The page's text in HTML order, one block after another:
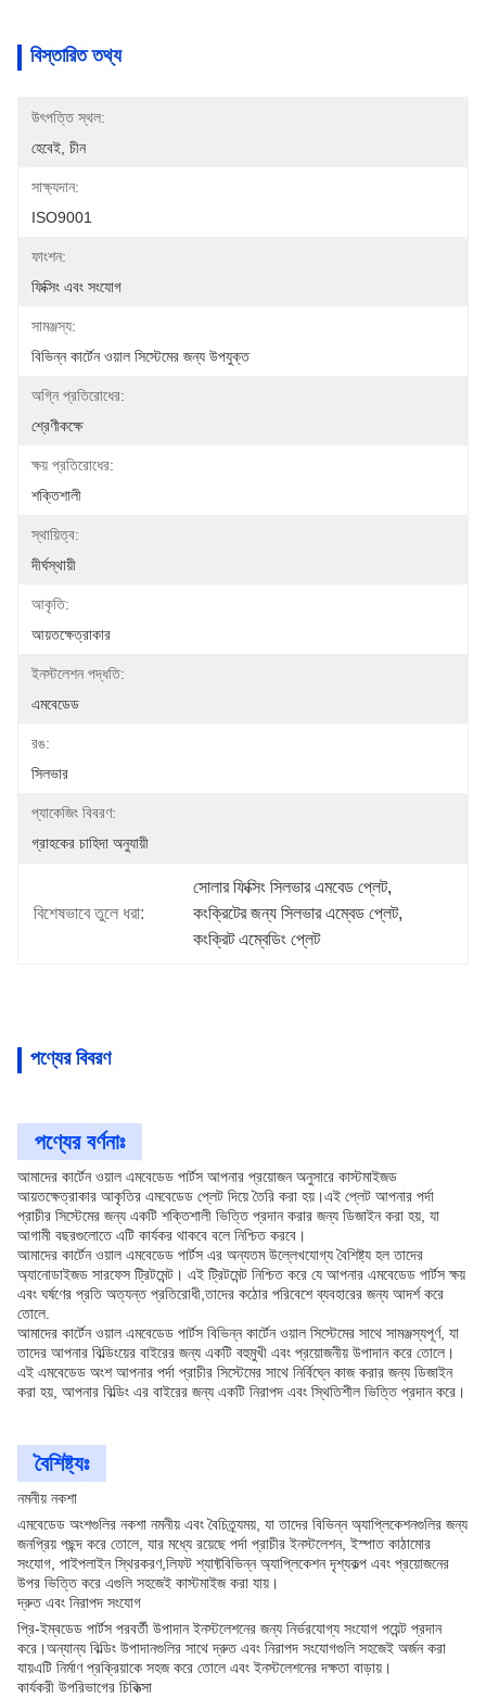
বিস্তারিত তথ্য
উৎপত্তি স্থল:
হেবেই, চীন
সাক্ষ্যদান:
ISO9001
ফাংশন:
ফিক্সিং এবং সংযোগ
সামঞ্জস্য:
বিভিন্ন কার্টেন ওয়াল সিস্টেমের জন্য উপযুক্ত
অগ্নি প্রতিরোধের:
শ্রেণীকক্ষে
ক্ষয় প্রতিরোধের:
শক্তিশালী
স্থায়িত্ব:
দীর্ঘস্থায়ী
আকৃতি:
আয়তক্ষেত্রাকার
ইনস্টলেশন পদ্ধতি:
এমবেডেড
রঙ:
সিলভার
প্যাকেজিং বিবরণ:
গ্রাহকের চাহিদা অনুযায়ী
বিশেষভাবে তুলে ধরা:
সোলার ফিক্সিং সিলভার এমবেড প্লেট,
কংক্রিটের জন্য সিলভার এম্বেড প্লেট,
কংক্রিট এম্বেডিং প্লেট
পণ্যের বিবরণ
পণ্যের বর্ণনাঃ
আমাদের কার্টেন ওয়াল এমবেডেড পার্টস আপনার প্রয়োজন অনুসারে কাস্টমাইজড
আয়তক্ষেত্রাকার আকৃতির এমবেডেড প্লেট দিয়ে তৈরি করা হয়।এই প্লেট আপনার পর্দা
প্রাচীর সিস্টেমের জন্য একটি শক্তিশালী ভিত্তি প্রদান করার জন্য ডিজাইন করা হয়, যা
আগামী বছরগুলোতে এটি কার্যকর থাকবে বলে নিশ্চিত করবে।
আমাদের কার্টেন ওয়াল এমবেডেড পার্টস এর অন্যতম উল্লেখযোগ্য বৈশিষ্ট্য হল তাদের
অ্যানোডাইজড সারফেস ট্রিটমেন্ট। এই ট্রিটমেন্ট নিশ্চিত করে যে আপনার এমবেডেড পার্টস ক্ষয়
এবং ঘর্ষণের প্রতি অত্যন্ত প্রতিরোধী,তাদের কঠোর পরিবেশে ব্যবহারের জন্য আদর্শ করে
তোলে.
আমাদের কার্টেন ওয়াল এমবেডেড পার্টস বিভিন্ন কার্টেন ওয়াল সিস্টেমের সাথে সামঞ্জস্যপূর্ণ, যা
তাদের আপনার বিল্ডিংয়ের বাইরের জন্য একটি বহুমুখী এবং প্রয়োজনীয় উপাদান করে তোলে।
এই এমবেডেড অংশ আপনার পর্দা প্রাচীর সিস্টেমের সাথে নির্বিঘ্নে কাজ করার জন্য ডিজাইন
করা হয়, আপনার বিল্ডিং এর বাইরের জন্য একটি নিরাপদ এবং স্থিতিশীল ভিত্তি প্রদান করে।
বৈশিষ্ট্যঃ
নমনীয় নকশা
এমবেডেড অংশগুলির নকশা নমনীয় এবং বৈচিত্র্যময়, যা তাদের বিভিন্ন অ্যাপ্লিকেশনগুলির জন্য
জনপ্রিয় পছন্দ করে তোলে, যার মধ্যে রয়েছে পর্দা প্রাচীর ইনস্টলেশন, ইস্পাত কাঠামোর
সংযোগ, পাইপলাইন স্থিরকরণ,লিফট শ্যাফ্টবিভিন্ন অ্যাপ্লিকেশন দৃশ্যকল্প এবং প্রয়োজনের
উপর ভিত্তি করে এগুলি সহজেই কাস্টমাইজ করা যায়।
দ্রুত এবং নিরাপদ সংযোগ
প্রি-ইম্বডেড পার্টস পরবর্তী উপাদান ইনস্টলেশনের জন্য নির্ভরযোগ্য সংযোগ পয়েন্ট প্রদান
করে।অন্যান্য বিল্ডিং উপাদানগুলির সাথে দ্রুত এবং নিরাপদ সংযোগগুলি সহজেই অর্জন করা
যায়এটি নির্মাণ প্রক্রিয়াকে সহজ করে তোলে এবং ইনস্টলেশনের দক্ষতা বাড়ায়।
কার্যকরী উপরিভাগের চিকিত্সা